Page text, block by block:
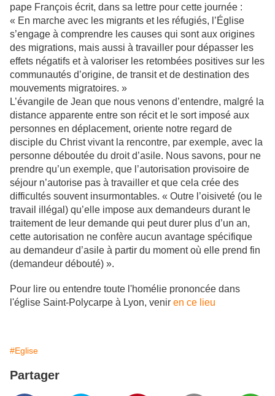
pape François écrit, dans sa lettre pour cette journée :
« En marche avec les migrants et les réfugiés, l’Église
s’engage à comprendre les causes qui sont aux origines
des migrations, mais aussi à travailler pour dépasser les
effets négatifs et à valoriser les retombées positives sur les
communautés d’origine, de transit et de destination des
mouvements migratoires. »
L’évangile de Jean que nous venons d’entendre, malgré la
distance apparente entre son récit et le sort imposé aux
personnes en déplacement, oriente notre regard de
disciple du Christ vivant la rencontre, par exemple, avec la
personne déboutée du droit d’asile. Nous savons, pour ne
prendre qu’un exemple, que l’autorisation provisoire de
séjour n’autorise pas à travailler et que cela crée des
difficultés souvent insurmontables. « Outre l’oisiveté (ou le
travail illégal) qu’elle impose aux demandeurs durant le
traitement de leur demande qui peut durer plus d’un an,
cette autorisation ne confère aucun avantage spécifique
au demandeur d’asile à partir du moment où elle prend fin
(demandeur débouté) ».
Pour lire ou entendre toute l'homélie prononcée dans
l'église Saint-Polycarpe à Lyon, venir en ce lieu
#Eglise
Partager